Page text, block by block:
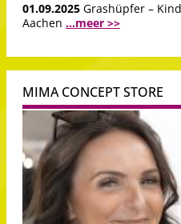
01.09.2025 Grashüpfer –
Aachen ...meer >>
MIMA CONCEPT STORE